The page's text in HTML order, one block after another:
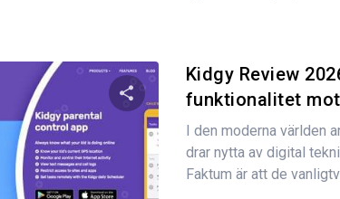
Dela den här artikeln
Kidgy Review
funktionalitet
I den moderna världen
drar nytta av digital
Faktum är att de